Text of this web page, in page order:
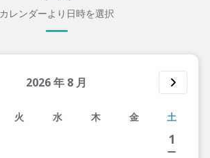
カレンダーより日時を選択
2026年 8 月
火 水 木 金 土
1